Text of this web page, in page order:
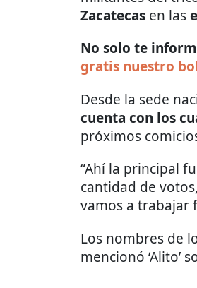
Zacatecas en las
No solo te
gratis nuestro
Desde la sede
cuenta con los
próximos
“Ahí la principal
cantidad de
vamos a trabajar
Los nombres de
mencionó ‘Alito’